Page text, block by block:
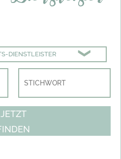
DIENSTLEISTER
JETZT